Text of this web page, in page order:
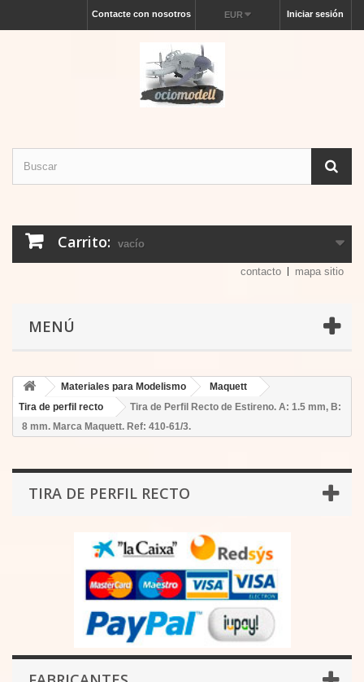
Iniciar sesión
EUR
Contacte con nosotros
Carrito: vacío
contacto mapa sitio
MENÚ
Materiales para Modelismo
Maquett
Tira de perfil recto
Tira de Perfil Recto de Estireno. A: 1.5 mm, B:
8 mm. Marca Maquett. Ref: 410-61/3.
TIRA DE PERFIL RECTO